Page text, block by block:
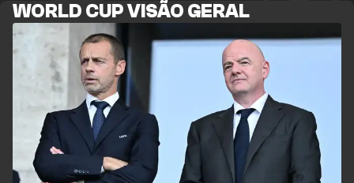
WORLD CUP VISÃO GERAL